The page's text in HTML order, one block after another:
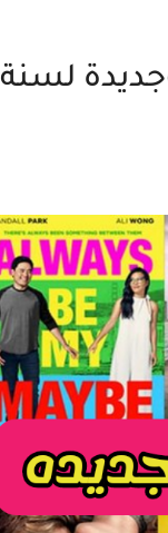
رومانسيه وجديدة لسنة